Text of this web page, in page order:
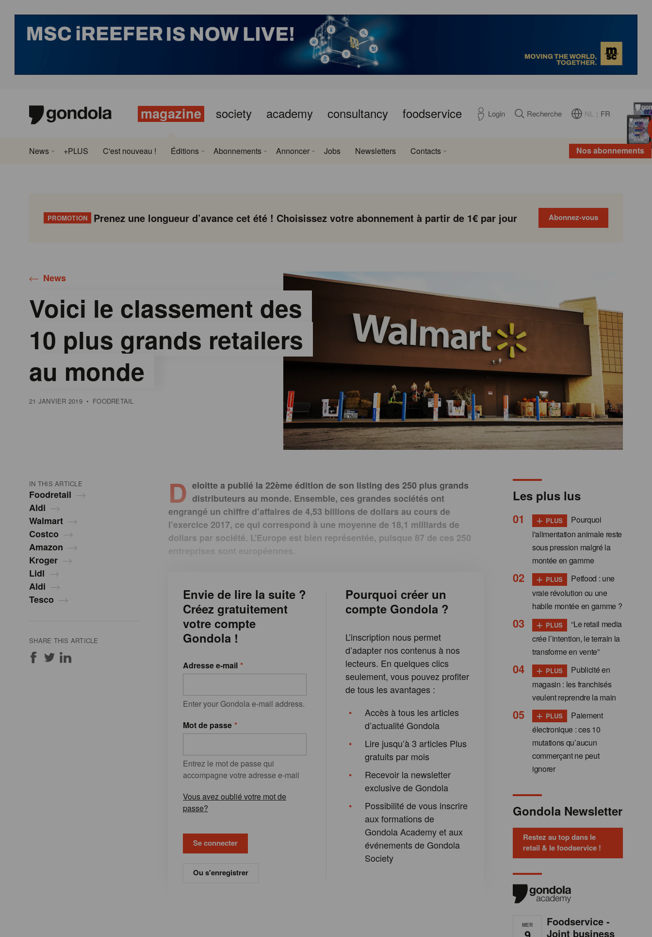
magazine society academy consultancy foodservice Login Recherche NL FR
Nos abonnements
News +PLUS C'est nouveau ! Éditions Abonnements Annoncer Jobs Newsletters Contacts
PROMOTION Prenez une longueur d’avance cet été ! Choisissez votre abonnement à partir de 1€ par jour Abonnez-vous
News
Voici le classement des
10 plus grands retailers
au monde
21 JANVIER 2019 • FOODRETAIL
IN THIS ARTICLE
Foodretail
Aldi
Walmart
Costco
Amazon
Kroger
Lidl
Aldi
Tesco
SHARE THIS ARTICLE
D eloitte a publié la 22ème édition de son listing des 250 plus grands
distributeurs au monde. Ensemble, ces grandes sociétés ont
engrangé un chiffre d’affaires de 4,53 billions de dollars au cours de
l’exercice 2017, ce qui correspond à une moyenne de 18,1 milliards de
dollars par société. L’Europe est bien représentée, puisque 87 de ces 250
entreprises sont européennes.
Envie de lire la suite ?
Créez gratuitement
votre compte
Gondola !
Adresse e-mail
Enter your Gondola e-mail address.
Mot de passe
Entrez le mot de passe qui
accompagne votre adresse e-mail
Vous avez oublié votre mot de
passe?
Ou s'enregistrer
Pourquoi créer un
compte Gondola ?
L’inscription nous permet
d’adapter nos contenus à nos
lecteurs. En quelques clics
seulement, vous pouvez profiter
de tous les avantages :
Accès à tous les articles
d’actualité Gondola
Lire jusqu’à 3 articles Plus
gratuits par mois
Recevoir la newsletter
exclusive de Gondola
Possibilité de vous inscrire
aux formations de
Gondola Academy et aux
événements de Gondola
Society
Les plus lus
+ PLUS
Pourquoi
l'alimentation animale reste
sous pression malgré la
montée en gamme
+ PLUS
Petfood : une
vraie révolution ou une
habile montée en gamme ?
+ PLUS
“Le retail media
crée l’intention, le terrain la
transforme en vente”
+ PLUS
Publicité en
magasin : les franchisés
veulent reprendre la main
+ PLUS
Paiement
électronique : ces 10
mutations qu’aucun
commerçant ne peut
ignorer
Gondola Newsletter
Restez au top dans le
retail & le foodservice !
MER
Foodservice -
Joint business